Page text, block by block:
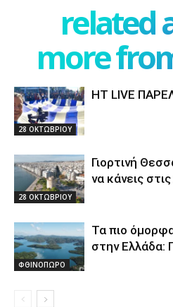
related
more
28 ΟΚΤΩΒΡΙΟΥ
HT LIVE
28 ΟΚΤΩΒΡΙΟΥ
Γιορτινή
να κάνεις
ΦΘΙΝΟΠΩΡΟ
Τα πιο
στην Ελλάδα: